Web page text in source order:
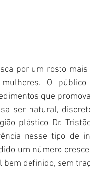
por um rosto mais
O
que
ser natural,
plástico Dr.
nesse tipo de
um número
bem definido, sem